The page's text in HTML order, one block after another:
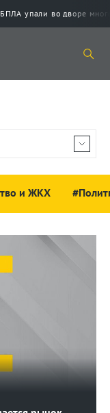
упали во дворе
и ЖКХ